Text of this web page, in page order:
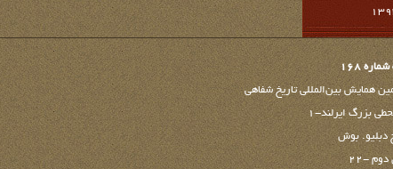
168
همایش بین‌المللی تاریخ شفاهی
بزرگ ایرلند-1
دبلیو. بوش
-۲۲